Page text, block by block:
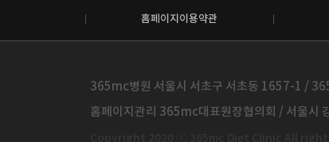
홈페이지이용약관
365mc병원 서울시 서초구 서초동 1657-1 /
홈페이지관리 365mc대표원장협의회 / 서울